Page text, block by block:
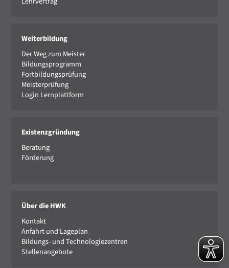
Weiterbildung
Der Weg zum Meister
Bildungsprogramm
Fortbildungsprüfung
Meisterprüfung
Login Lernplattform
Existenzgründung
Beratung
Förderung
Über die HWK
Kontakt
Anfahrt und Lageplan
Bildungs- und Technologiezentren
Stellenangebote